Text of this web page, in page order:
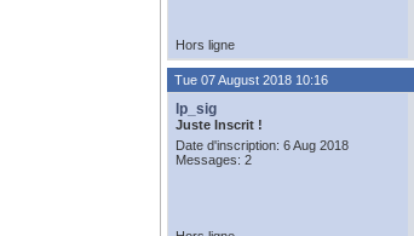
Hors ligne
Tue 07 August 2018 10:16
lp_sig
Juste Inscrit !
Date d'inscription: 6 Aug 2018
Messages: 2